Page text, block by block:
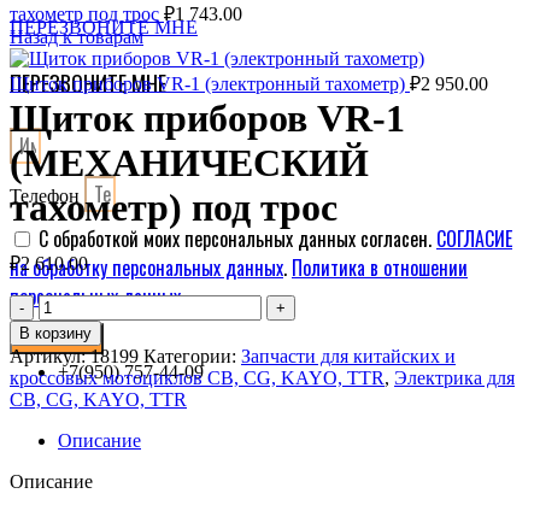
ПЕРЕЗВОНИТЕ МНЕ
ПЕРЕЗВОНИТЕ МНЕ
Телефон
С обработкой моих персональных данных согласен. СОГЛАСИЕ
на обработку персональных данных. Политика в отношении
персональных данных.
ОТПРАВИТЬ
+7(950) 757-44-09
тахометр под трос ₽1 743.00
Назад к товарам
Щиток приборов VR-1 (электронный тахометр) ₽2 950.00
Щиток приборов VR-1
(МЕХАНИЧЕСКИЙ
тахометр) под трос
₽2 610.00
Количество
товара
Щиток
приборов
VR-
1
(МЕХАНИЧЕСКИЙ
тахометр)
под
В корзину
Артикул:18199 Категории: Запчасти для китайских и
кроссовых мотоциклов CB, CG, KAYO, TTR, Электрика для
CB, CG, KAYO, TTR
Описание
Описание